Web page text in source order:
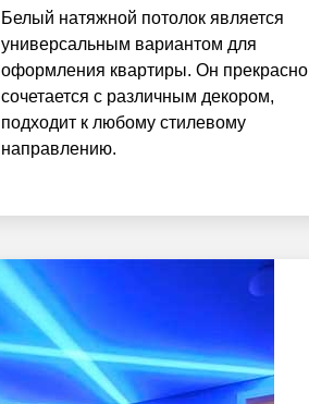
Белый натяжной потолок является
универсальным вариантом для
оформления квартиры. Он прекрасно
сочетается с различным декором,
подходит к любому стилевому
направлению.